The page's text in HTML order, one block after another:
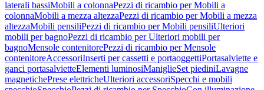
laterali bassiMobili a colonnaPezzi di ricambio per Mobili a
colonnaMobili a mezza altezzaPezzi di ricambio per Mobili a mezza
altezzaMobili pensiliPezzi di ricambio per Mobili pensiliUlteriori
mobili per bagnoPezzi di ricambio per Ulteriori mobili per
bagnoMensole contenitorePezzi di ricambio per Mensole
contenitoreAccessoriInserti per cassetti e portaoggettiPortasalviette e
ganci portasalvietteElementi luminosiManiglieSet piediniLavagne
magnetichePrese elettricheUlteriori accessoriSpecchi e mobili